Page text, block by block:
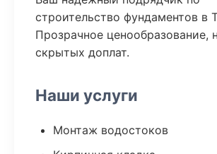
строительство фундаментов в
Прозрачное ценообразование,
скрытых доплат.
Наши услуги
Монтаж водостоков